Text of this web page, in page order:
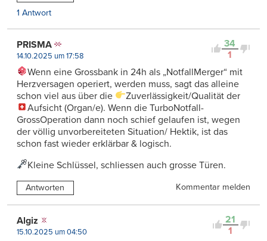
1 Antwort
34
1
PRISMA
14.10.2025 um 17:58
Wenn eine Grossbank in 24h als „NotfallMerger“ mit
Herzversagen operiert, werden muss, sagt das alleine
schon viel aus über die
Zuverlässigkeit/Qualität der
Aufsicht (Organ/e). Wenn die TurboNotfall-
GrossOperation dann noch schief gelaufen ist, wegen
der völlig unvorbereiteten Situation/ Hektik, ist das
schon fast wieder erklärbar & logisch.
Kleine Schlüssel, schliessen auch grosse Türen.
Antworten Kommentar melden
21
1
Algiz
15.10.2025 um 04:50